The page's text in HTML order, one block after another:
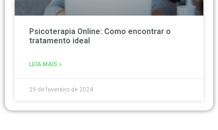
Psicoterapia Online: Como encontrar o
tratamento ideal
LEIA MAIS »
29 de fevereiro de 2024